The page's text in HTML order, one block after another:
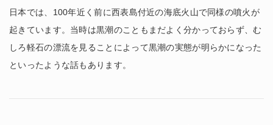
日本では、100年近く前に西表島付近の海底火山で同様の噴火が
起きています。当時は黒潮のこともまだよく分かっておらず、む
しろ軽石の漂流を見ることによって黒潮の実態が明らかになった
といったような話もあります。